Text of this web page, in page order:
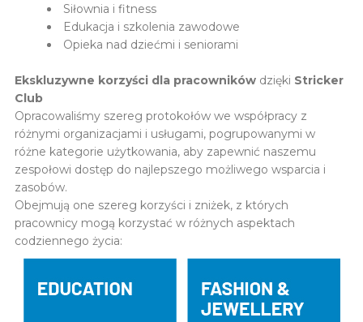
Siłownia i fitness
Edukacja i szkolenia zawodowe
Opieka nad dziećmi i seniorami
Ekskluzywne korzyści dla pracownikówdzięki Stricker
Club
Opracowaliśmy szereg protokołów we współpracy z
różnymi organizacjami i usługami, pogrupowanymi w
różne kategorie użytkowania, aby zapewnić naszemu
zespołowi dostęp do najlepszego możliwego wsparcia i
zasobów.
Obejmują one szereg korzyści i zniżek, z których
pracownicy mogą korzystać w różnych aspektach
codziennego życia: